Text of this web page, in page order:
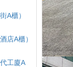
A櫃）
店A櫃）
工廈A